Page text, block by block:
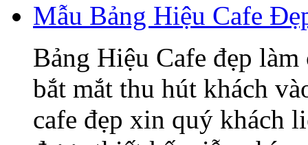
Mẫu Bảng Hiệu Cafe
Bảng Hiệu Cafe đẹp
bắt mắt thu hút khách
cafe đẹp xin quý khách